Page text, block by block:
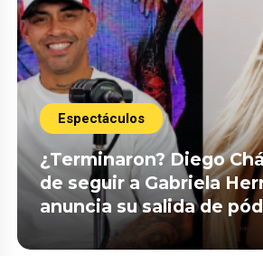
Espectáculos
¿Terminaron? Diego
de seguir a Gabriela
anuncia su salida de